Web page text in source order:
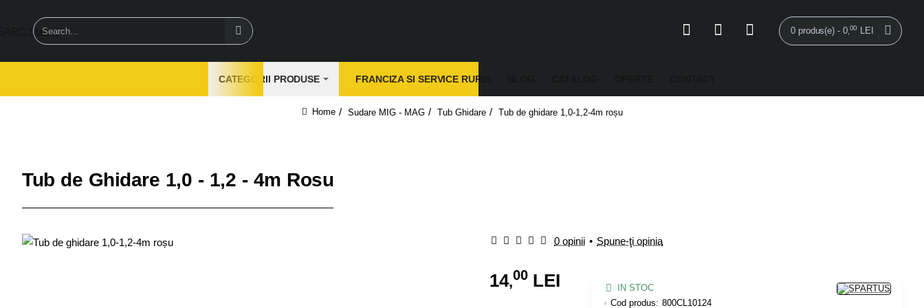
Search... 0 produs(e) - 0, 00 LEI
CATEGORII PRODUSE FRANCIZA SI SERVICE RURIS
Sudare MIG - MAG Tub Ghidare Tub de ghidare 1,0-1,2-4m roșu
Tub de Ghidare 1,0 - 1,2 - 4m Rosu
0 opinii • Spune-ţi opinia
14,00 LEI
IN STOC
Cod produs: 800CL10124